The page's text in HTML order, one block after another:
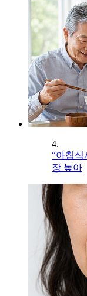
4.
“아침식
장 높아